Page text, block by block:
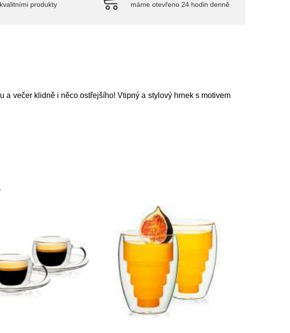
produkty máme otevřeno 24 hodin denně
a večer klidně i něco ostřejšího! Vtipný a stylový hrnek s motivem